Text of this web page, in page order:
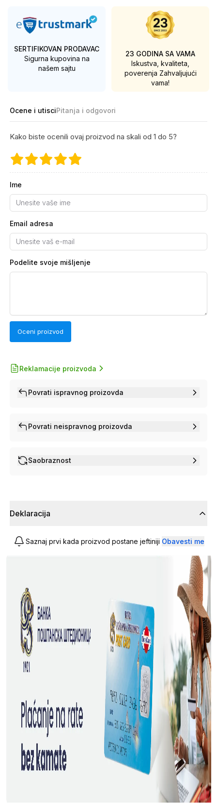
SERTIFIKOVAN PRODAVAC
Sigurna kupovina na
našem sajtu
23 GODINA SA VAMA
Iskustva, kvaliteta,
poverenja Zahvaljujući
vama!
Ocene i utisciPitanja i odgovori
Kako biste ocenili ovaj proizvod na skali od 1 do 5?
Ime
Email adresa
Podelite svoje mišljenje
Oceni proizvod
Reklamacije proizvoda
Povrati ispravnog proizovda
Povrati neispravnog proizovda
Saobraznost
Deklaracija
Saznaj prvi kada proizvod postane jeftiniji Obavesti me